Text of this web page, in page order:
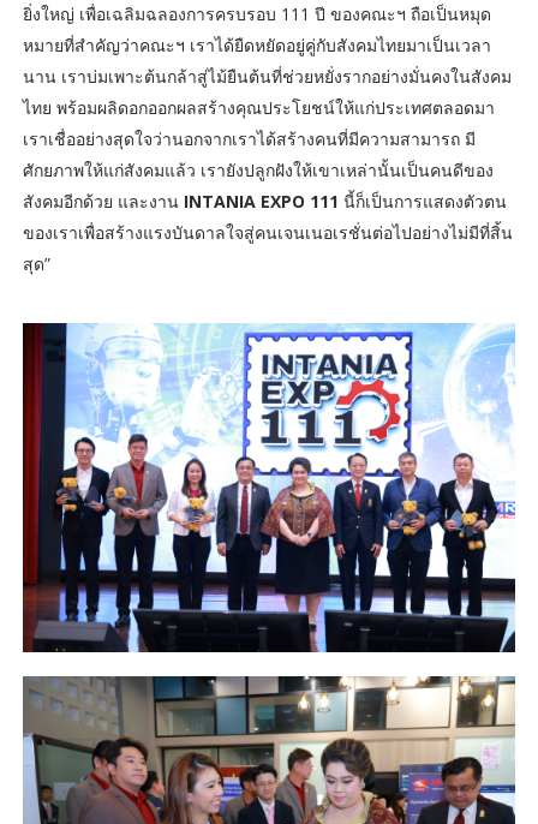
ยิ่งใหญ่ เพื่อเฉลิมฉลองการครบรอบ 111 ปี ของคณะฯ ถือเป็นหมุด
หมายที่สำคัญว่าคณะฯ เราได้ยืดหยัดอยู่คู่กับสังคมไทยมาเป็นเวลา
นาน เราบ่มเพาะต้นกล้าสู่ไม้ยืนต้นที่ช่วยหยั่งรากอย่างมั่นคงในสังคม
ไทย พร้อมผลิดอกออกผลสร้างคุณประโยชน์ให้แก่ประเทศตลอดมา
เราเชื่ออย่างสุดใจว่านอกจากเราได้สร้างคนที่มีความสามารถ มี
ศักยภาพให้แก่สังคมแล้ว เรายังปลูกฝังให้เขาเหล่านั้นเป็นคนดีของ
สังคมอีกด้วย และงาน INTANIA EXPO 111 นี้ก็เป็นการแสดงตัวตน
ของเราเพื่อสร้างแรงบันดาลใจสู่คนเจนเนอเรชั่นต่อไปอย่างไม่มีที่สิ้น
สุด”